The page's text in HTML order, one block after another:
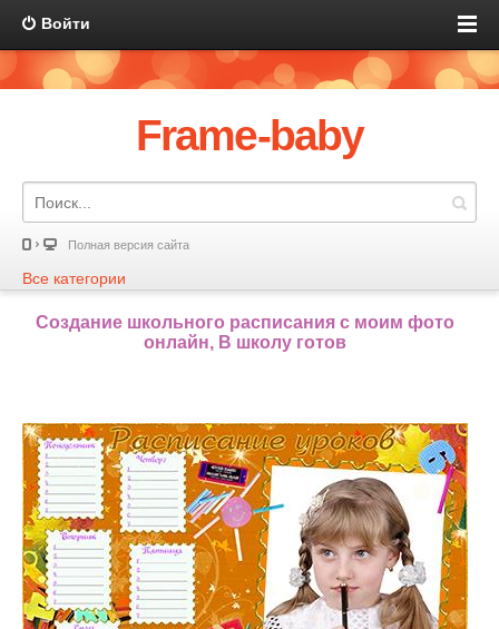
Войти
Frame-baby
Полная версия сайта
Все категории
Создание школьного расписания с моим фото
онлайн, В школу готов